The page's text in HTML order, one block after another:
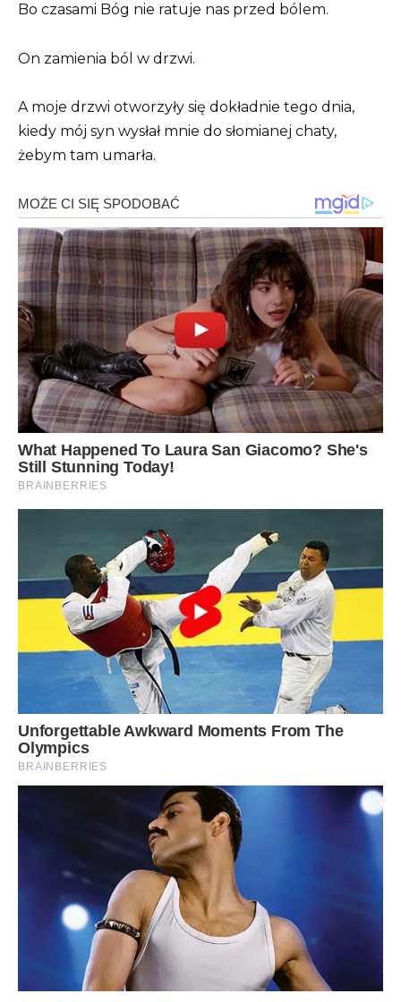
Bo czasami Bóg nie ratuje nas przed bólem.
On zamienia ból w drzwi.
A moje drzwi otworzyły się dokładnie tego dnia,
kiedy mój syn wysłał mnie do słomianej chaty,
żebym tam umarła.